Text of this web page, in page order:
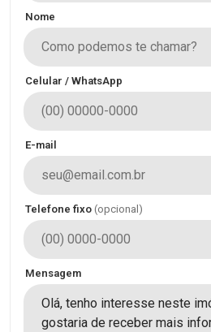
Nome
Celular / WhatsApp
E-mail
Telefone fixo (opcional)
Mensagem